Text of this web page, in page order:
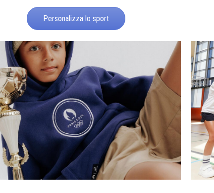
Personalizza lo sport